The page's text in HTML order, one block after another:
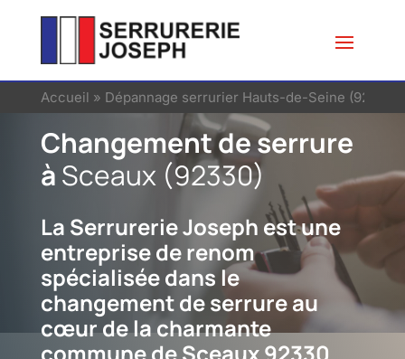
Accueil » Dépannage serrurier Hauts-de-Seine (92)
Changement de serrure
àSceaux (92330)
La Serrurerie Joseph est une
entreprise de renom
spécialisée dans le
changement de serrure au
cœur de la charmante
commune de Sceaux 92330